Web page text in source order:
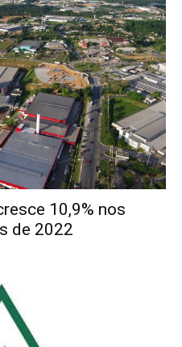
10,9% nos
de 2022